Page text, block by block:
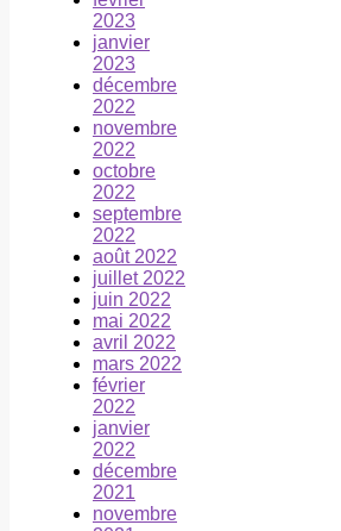
2023
janvier
2023
décembre
2022
novembre
2022
octobre
2022
septembre
2022
août 2022
juillet 2022
juin 2022
mai 2022
avril 2022
mars 2022
février
2022
janvier
2022
décembre
2021
novembre